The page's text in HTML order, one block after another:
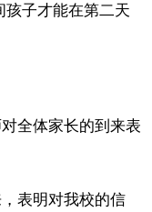
孩子才能在第二天
全体家长的到来表
表明对我校的信